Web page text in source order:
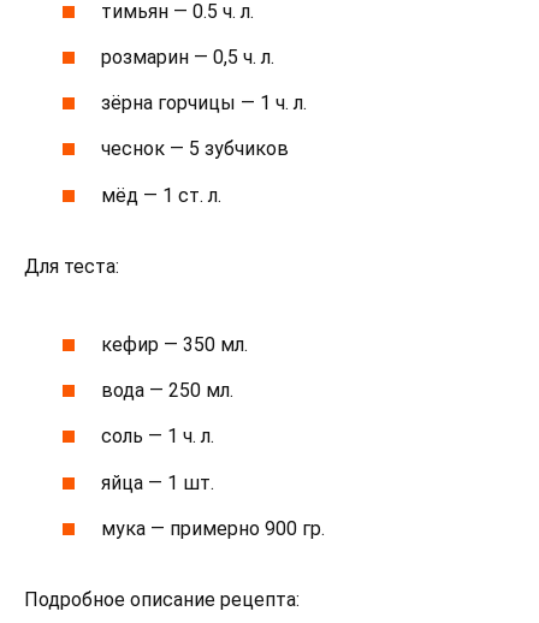
тимьян — 0.5 ч. л.
розмарин — 0,5 ч. л.
зёрна горчицы — 1 ч. л.
чеснок — 5 зубчиков
мёд — 1 ст. л.
Для теста:
кефир — 350 мл.
вода — 250 мл.
соль — 1 ч. л.
яйца — 1 шт.
мука — примерно 900 гр.
Подробное описание рецепта: